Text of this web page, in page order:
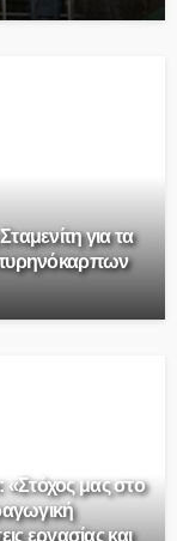
για τα
πυρηνόκαρπων
μας στο
εργασίας και